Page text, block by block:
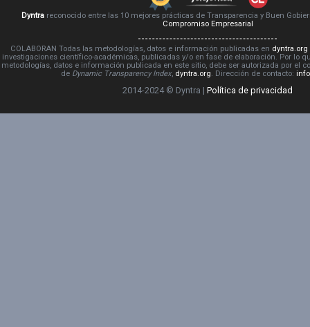
Dyntrareconocido entre las 10 mejores prácticas de Transparencia y Buen
Compromiso Empresarial
COLABORAN Todas las metodologías, datos e información publicadas en dyntra.org
investigaciones científico-académicas, publicadas y/o en fase de elaboración. Por lo
metodologías, datos e información publicada en este sitio, debe ser autorizada por el
de Dynamic Transparency Index, dyntra.org. Dirección de contacto:
2014-2024 © Dyntra | Política de privacidad